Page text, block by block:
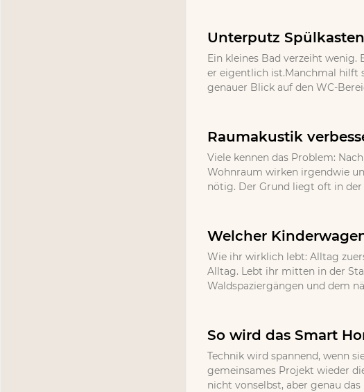
Unterputz
Ein kleines Bad verzeiht wenig.
er eigentlich ist.Manchmal hilft
genauer Blick auf den WC-
Raumakustik
Viele kennen das Problem:
Wohnraum wirken irgendwie
nötig. Der Grund liegt oft in der
Welcher
Wie ihr wirklich lebt: Alltag
Alltag. Lebt ihr mitten in der
Waldspaziergängen und dem
So wird das Smart
Technik wird spannend, wenn
gemeinsames Projekt wieder
nicht vonselbst, aber genau